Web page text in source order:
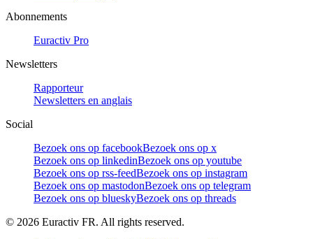
Abonnements
Euractiv Pro
Newsletters
Rapporteur
Newsletters en anglais
Social
Bezoek ons op facebookBezoek ons op x
Bezoek ons op linkedinBezoek ons op youtube
Bezoek ons op rss-feedBezoek ons op instagram
Bezoek ons op mastodonBezoek ons op telegram
Bezoek ons op blueskyBezoek ons op threads
© 2026 Euractiv FR. All rights reserved.